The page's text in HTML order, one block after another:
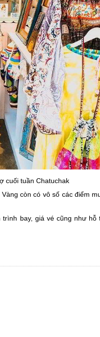
cuối tuần Chatuchak
còn có vô số các điểm
bay, giá vé cũng như hỗ